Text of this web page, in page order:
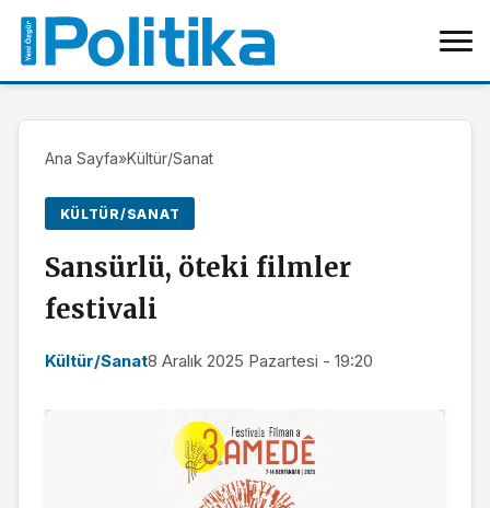
Ana Sayfa»Kültür/Sanat
KÜLTÜR/SANAT
Sansürlü, öteki filmler
festivali
Kültür/Sanat8 Aralık 2025 Pazartesi - 19:20